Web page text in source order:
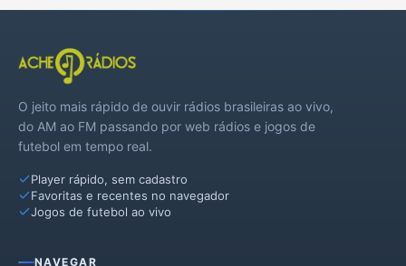
O jeito mais rápido de ouvir rádios brasileiras ao vivo,
do AM ao FM passando por web rádios e jogos de
futebol em tempo real.
Player rápido, sem cadastro
Favoritas e recentes no navegador
Jogos de futebol ao vivo
NAVEGAR